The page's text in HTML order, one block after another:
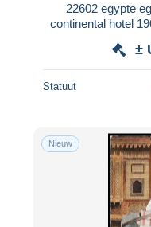
22602 egypte
continental hotel
±
Statuut
Nieuw